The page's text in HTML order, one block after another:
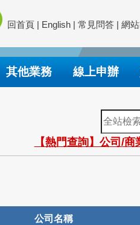
回首頁 | English | 常見問答 | 網
其他業務 線上申辦
全
站
檢
索
【熱門查詢】公司/
公司名稱